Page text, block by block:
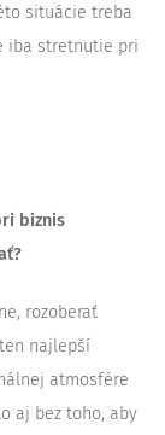
situácie treba
iba stretnutie pri
biznis
rozoberať
najlepší
atmosfére
aj bez toho, aby